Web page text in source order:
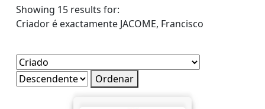
Showing 15 results for:
Criador é exactamente JACOME, Francisco
Ordenar